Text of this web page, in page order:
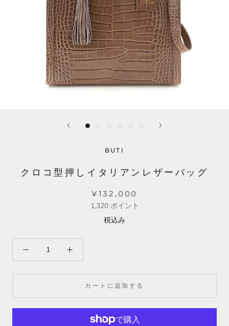
BUTI
クロコ型押しイタリアンレザーバッグ
¥132,000
1,320ポイント
税込み
カートに追加する